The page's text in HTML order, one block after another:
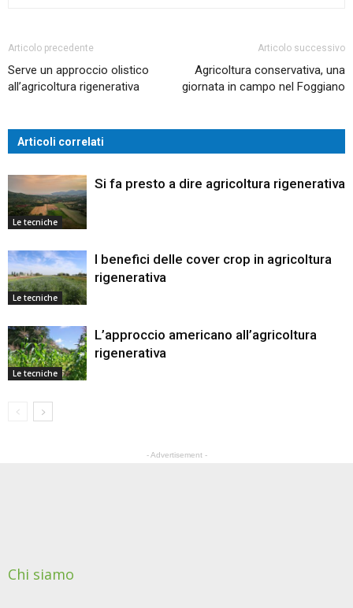
Articolo precedente
Serve un approccio olistico
all’agricoltura rigenerativa
Articolo successivo
Agricoltura conservativa, una
giornata in campo nel Foggiano
Articoli correlati
Le tecniche
Si fa presto a dire agricoltura rigenerativa
Le tecniche
I benefici delle cover crop in agricoltura
rigenerativa
Le tecniche
L’approccio americano all’agricoltura
rigenerativa
- Advertisement -
Chi siamo